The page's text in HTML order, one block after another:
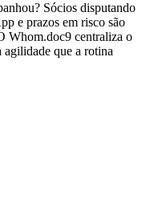
Sócios disputando
e prazos em risco são
Whom.doc9 centraliza o
agilidade que a rotina